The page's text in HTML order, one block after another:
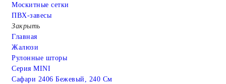
Москитные сетки
ПВХ-завесы
Закрыть
Главная
Жалюзи
Рулонные шторы
Серия MINI
Сафари 2406 Бежевый, 240 См